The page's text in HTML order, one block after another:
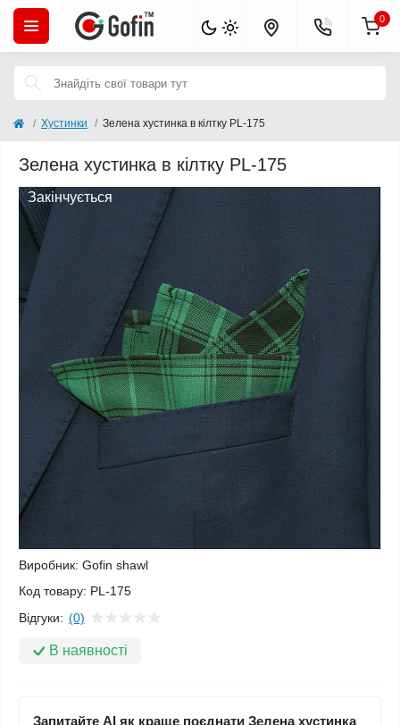
0
Хустинки Зелена хустинка в кілтку PL-175
Зелена хустинка в кілтку PL-175
Закінчується
Виробник: Gofin shawl
Код товару: PL-175
Відгуки: (0)
В наявності
Запитайте AI як краще поєднати Зелена хустинка